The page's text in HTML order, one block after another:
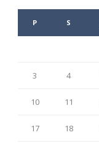
P S
3 4
10 11
17 18